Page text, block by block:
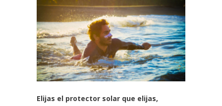
Elijas el protector solar que elijas,